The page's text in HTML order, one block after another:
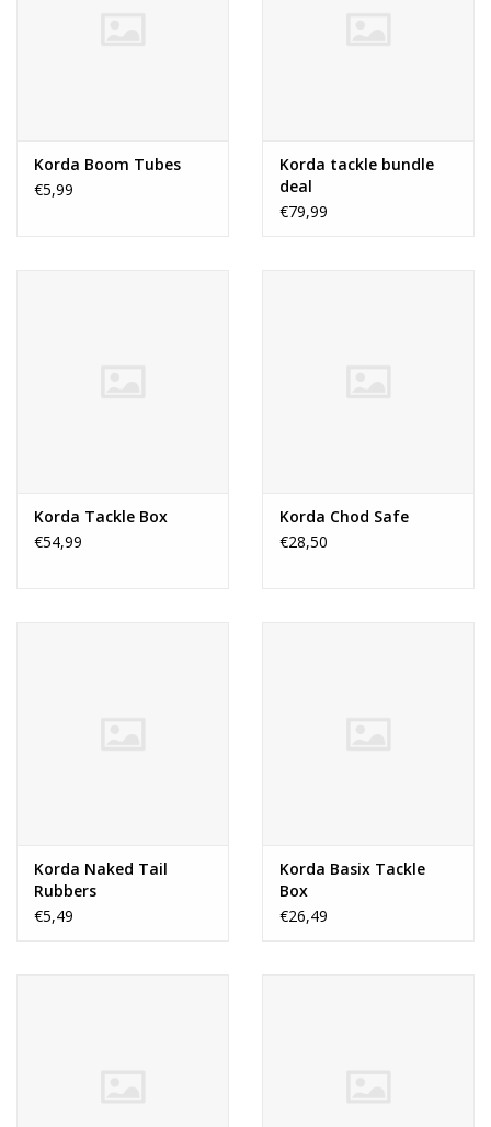
Korda Boom Tubes
€5,99
Korda tackle bundle
deal
€79,99
Korda Tackle Box
€54,99
Korda Chod Safe
€28,50
Korda Naked Tail
Rubbers
€5,49
Korda Basix Tackle
Box
€26,49